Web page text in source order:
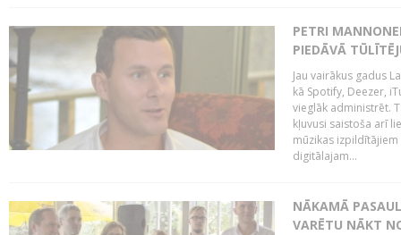
PETRI
PIEDĀVĀ
Jau vairākus gadus
kā Spotify, Deezer,
vieglāk administrēt.
kļuvusi saistoša arī
mūzikas
digitālajam...
NĀKAMĀ
VARĒTU NĀKT